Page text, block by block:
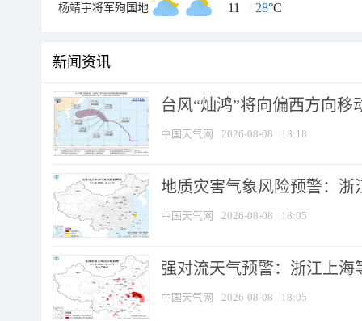
杨靖宇将军殉国地 11 / 28°C
新闻资讯
台风“灿鸿”将向偏西方向移
中国天气网 2026-08-08 18:18
地质灾害气象风险预警：
中国天气网 2026-08-08 18:05
强对流天气预警：浙江上海
中国天气网 2026-08-08 18:05